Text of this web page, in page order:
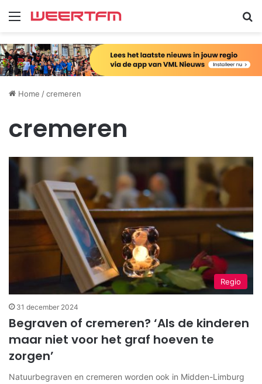
Menu
Home /cremeren
cremeren
Regio
31 december 2024
Begraven of cremeren? ‘Als de kinderen
maar niet voor het graf hoeven te
zorgen’
Natuurbegraven en cremeren worden ook in Midden-Limburg